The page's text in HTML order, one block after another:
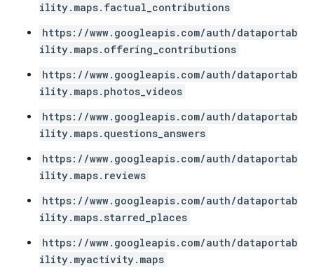
ility.maps.factual_contributions
https://www.googleapis.com/auth/dataportab
ility.maps.offering_contributions
https://www.googleapis.com/auth/dataportab
ility.maps.photos_videos
https://www.googleapis.com/auth/dataportab
ility.maps.questions_answers
https://www.googleapis.com/auth/dataportab
ility.maps.reviews
https://www.googleapis.com/auth/dataportab
ility.maps.starred_places
https://www.googleapis.com/auth/dataportab
ility.myactivity.maps